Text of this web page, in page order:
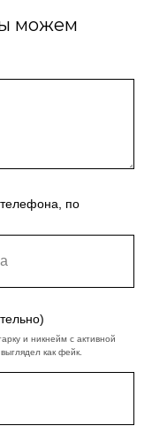
можем
по
и никнейм с активной
как фейк.